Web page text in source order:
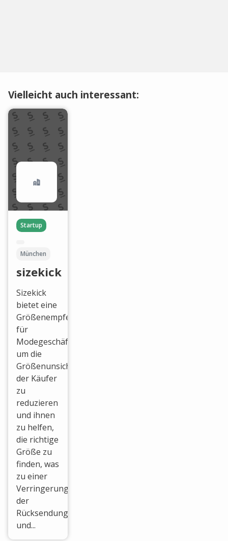
Vielleicht auch interessant:
Startup
München
sizekick
Sizekick
bietet eine
Größenempfehlungslösung
für
Modegeschäfte,
um die
Größenunsicherheit
der Käufer
zu
reduzieren
und ihnen
zu helfen,
die richtige
Größe zu
finden, was
zu einer
Verringerung
der
Rücksendungen
und...